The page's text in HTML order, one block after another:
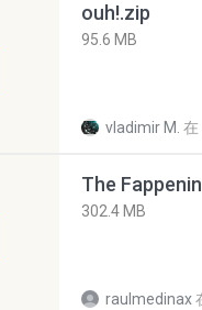
ouh!.zip
95.6 MB
vladimir M. 在
The
302.4 MB
raulmedinax